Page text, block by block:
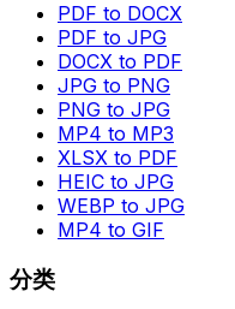
PDF to DOCX
PDF to JPG
DOCX to PDF
JPG to PNG
PNG to JPG
MP4 to MP3
XLSX to PDF
HEIC to JPG
WEBP to JPG
MP4 to GIF
分类